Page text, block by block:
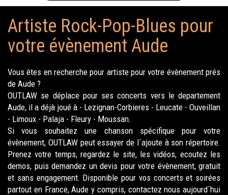
Artiste Rock-Pop-Blues pour
votre évènement Aude
Vous êtes en recherche pour artiste pour votre évènement prés
de Aude ?
OUTLAW se déplace pour ses concerts vers le departement
Aude, il a déjà joué à - Lezignan-Corbieres - Leucate - Ouveillan
- Limoux - Palaja - Fleury - Moussan.
Si vous souhaitez une chanson spécifique pour votre
évènement, OUTLAW peut essayer de l´ajoute à son répertoire.
Prenez votre temps, regardez le site, les vidéos, ecoutez les
demos, puis demandez un devis pour votre évènement, gratuit
et sans engagement. Disponible pour vos concerts et soirées
partout en France, Aude y compris, contactez nous aujourd´hui